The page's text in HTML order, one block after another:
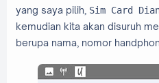
yang saya pilih, Sim Card
kemudian kita akan disuruh
berupa nama, nomor